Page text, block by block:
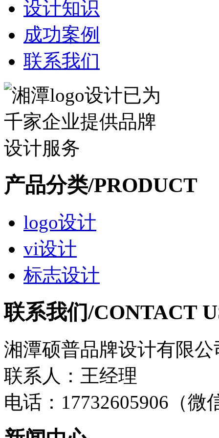
设计知识
成功案例
联系我们
产品分类/PRODUCT
logo设计
vi设计
标志设计
联系我们/CONTACT
湘潭硕普品牌设计有限公
联系人：王经理
电话：17732605906（微